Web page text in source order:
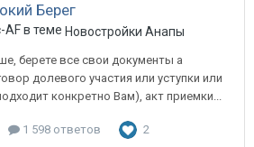
Берег
AF в теме Новостройки Анапы
берете все свои документы а
долевого участия или уступки или
конкретно Вам), акт приемки...
1 598 ответов 2